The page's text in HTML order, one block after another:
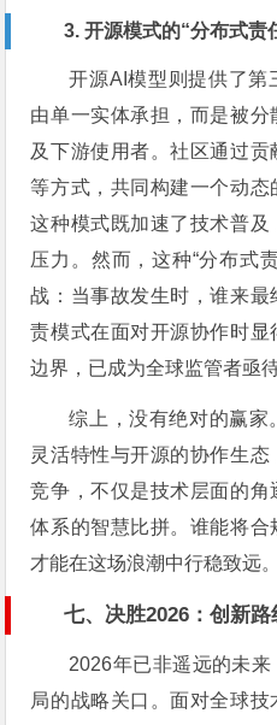
3. 开源模式的“分布式责
开源AI模型则提供了第
由单一实体承担，而是被
及下游使用者。社区通过
等方式，共同构建一个动态
这种模式既加速了技术普
压力。然而，这种“分布式
战：当事故发生时，谁来
责模式在面对开源协作时
边界，已成为全球监管者亟
综上，没有绝对的赢家
灵活特性与开源的协作生
竞争，不仅是技术层面的
体系的智慧比拼。谁能将
才能在这场浪潮中行稳致远。
七、决胜2026：创新
2026年已非遥远的未
局的战略关口。面对全球